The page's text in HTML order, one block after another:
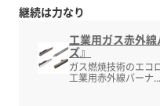
継続は力なり
工業用ガス赤外
ズ』
ガス燃焼技術のエコ
工業用赤外線バーナ...